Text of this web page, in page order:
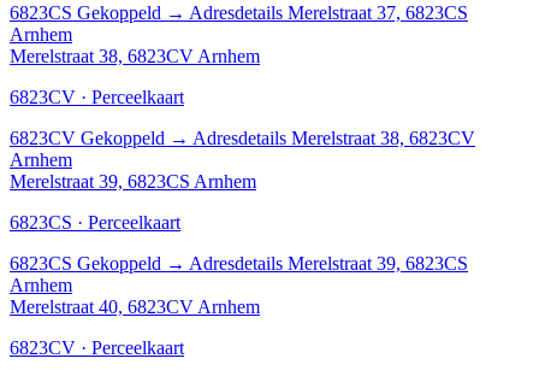
6823CS Gekoppeld → Adresdetails Merelstraat 37, 6823CS
Arnhem
Merelstraat 38, 6823CV Arnhem
6823CV · Perceelkaart
6823CV Gekoppeld → Adresdetails Merelstraat 38, 6823CV
Arnhem
Merelstraat 39, 6823CS Arnhem
6823CS · Perceelkaart
6823CS Gekoppeld → Adresdetails Merelstraat 39, 6823CS
Arnhem
Merelstraat 40, 6823CV Arnhem
6823CV · Perceelkaart